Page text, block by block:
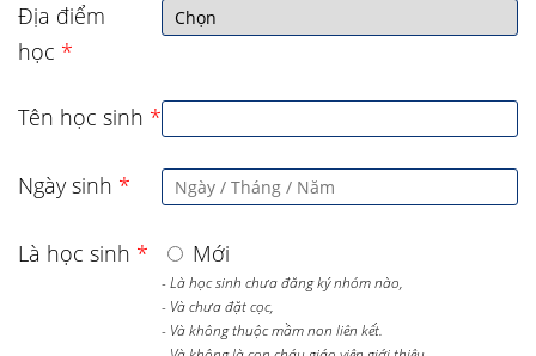
Địa điểm
học *
Tên học sinh *
Ngày sinh *
Là học sinh * Mới
- Là học sinh chưa đăng ký nhóm nào,
- Và chưa đặt cọc,
- Và không thuộc mầm non liên kết.